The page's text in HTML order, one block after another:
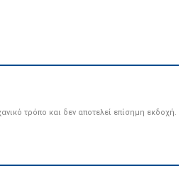
τρόπο και δεν αποτελεί επίσημη εκδοχή.